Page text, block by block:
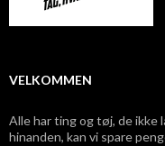
VELKOMMEN
Alle har ting og tøj, de ikke
hinanden, kan vi spare